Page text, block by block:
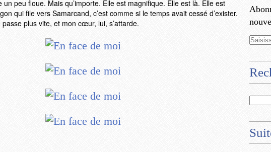
peu floue. Mais qu’importe. Elle est magnifique. Elle est là. Elle est
qui file vers Samarcand, c’est comme si le temps avait cessé d’exister.
plus vite, et mon cœur, lui, s’attarde.